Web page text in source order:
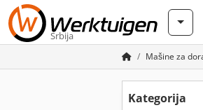
Srbija
Mašine za
Kategorija